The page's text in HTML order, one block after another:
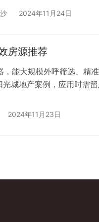
2024年11月24日
房源推荐
，能大规模外呼筛选、精
城地产案例，应用时需
2024年11月23日